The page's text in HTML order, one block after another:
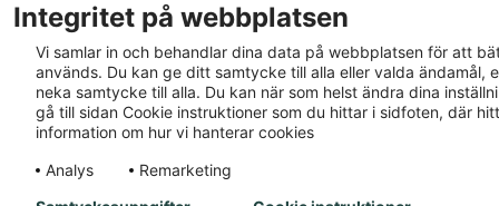
Integritet på webbplatsen
Vi samlar in och behandlar dina data på webbplatsen för att
används. Du kan ge ditt samtycke till alla eller valda ändamål,
neka samtycke till alla. Du kan när som helst ändra dina
gå till sidan Cookie instruktioner som du hittar i sidfoten, där
information om hur vi hanterar cookies
Analys
Remarketing